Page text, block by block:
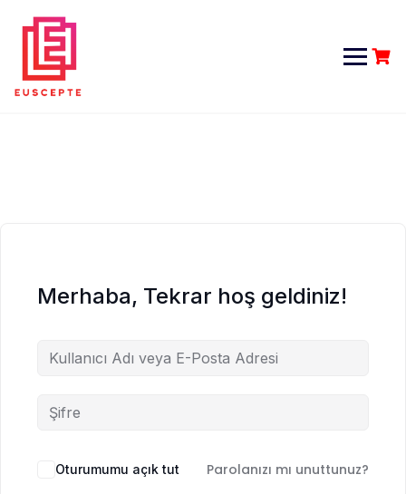
content
Merhaba, Tekrar hoş geldiniz!
Oturumumu açık tut Parolanızı mı unuttunuz?